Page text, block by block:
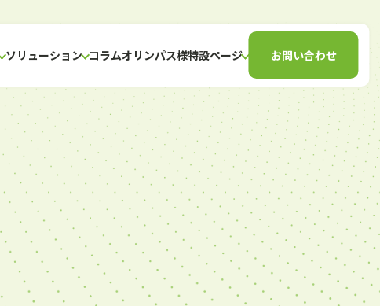
ソリューション コラムオリンパス様特設ページ お問い合わせ